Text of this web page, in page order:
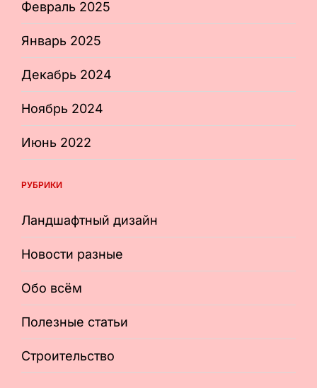
Февраль 2025
Январь 2025
Декабрь 2024
Ноябрь 2024
Июнь 2022
РУБРИКИ
Ландшафтный дизайн
Новости разные
Обо всём
Полезные статьи
Строительство